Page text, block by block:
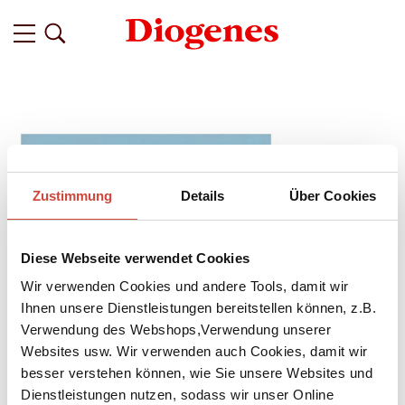
Zustimmung Details Über Cookies
Diese Webseite verwendet Cookies
Wir verwenden Cookies und andere Tools, damit wir
Ihnen unsere Dienstleistungen bereitstellen können, z.B.
Verwendung des Webshops,Verwendung unserer
Websites usw. Wir verwenden auch Cookies, damit wir
besser verstehen können, wie Sie unsere Websites und
Dienstleistungen nutzen, sodass wir unser Online